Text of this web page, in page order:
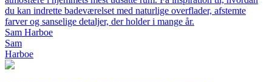
du kan indrette badeværelset med naturlige overflader, afstemte
farver og sanselige detaljer, der holder i mange år.
Sam Harboe
Sam
Harboe